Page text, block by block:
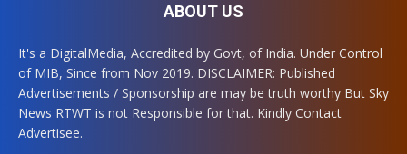
ABOUT US
It's a DigitalMedia, Accredited by Govt, of India. Under Control
of MIB, Since from Nov 2019. DISCLAIMER: Published
Advertisements / Sponsorship are may be truth worthy But Sky
News RTWT is not Responsible for that. Kindly Contact
Advertisee.